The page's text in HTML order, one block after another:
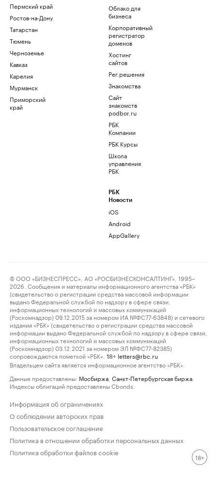
Пермский край
Ростов-на-Дону
Татарстан
Тюмень
Черноземье
Кавказ
Карелия
Мурманск
Приморский
край
Облако для
бизнеса
Корпоративный
регистратор
доменов
Хостинг
сайтов
Рег.решения
Знакомства
Сайт
знакомств
podbor.ru
РБК
Компании
РБК Курсы
Школа
управления
РБК
РБК
Новости
iOS
Android
AppGallery
© ООО «БИЗНЕСПРЕСС», АО «РОСБИЗНЕСКОНСАЛТИНГ», 1995–
2026. Сообщения и материалы информационного агентства «РБК»
(свидетельство о регистрации средства массовой информации
выдано Федеральной службой по надзору в сфере связи,
информационных технологий и массовых коммуникаций
(Роскомнадзор) 09.12.2015 за номером ИА №ФС77-63848) и сетевого
издания «РБК» (свидетельство о регистрации средства массовой
информации выдано Федеральной службой по надзору в сфере связи,
информационных технологий и массовых коммуникаций
(Роскомнадзор) 03.12.2021 за номером ЭЛ №ФС77-82385)
сопровождаются пометкой «РБК».
18+ letters@rbc.ru
Владельцем сайта является информационное агентство «РБК».
Данные предоставлены: Мосбиржа Санкт-Петербургская биржа
Индексы облигаций предоставлены Cbonds.
Информация об ограничениях
О соблюдении авторских прав
Пользовательское соглашение
Политика в отношении обработки персональных данных
Политика обработки файлов cookie
18+